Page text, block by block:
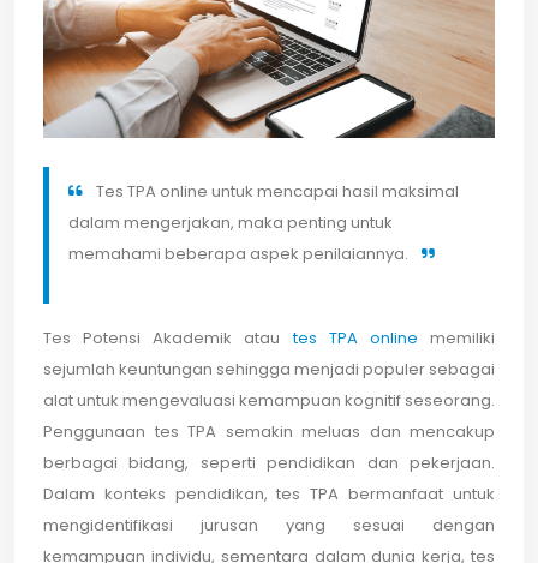
Tes TPA online untuk mencapai hasil maksimal
dalam mengerjakan, maka penting untuk
memahami beberapa aspek penilaiannya.
Tes Potensi Akademik atautes TPA online memiliki
sejumlah keuntungan sehingga menjadi populer sebagai
alat untuk mengevaluasi kemampuan kognitif seseorang.
Penggunaan tes TPA semakin meluas dan mencakup
berbagai bidang, seperti pendidikan dan pekerjaan.
Dalam konteks pendidikan, tes TPA bermanfaat untuk
mengidentifikasi jurusan yang sesuai dengan
kemampuan individu, sementara dalam dunia kerja, tes